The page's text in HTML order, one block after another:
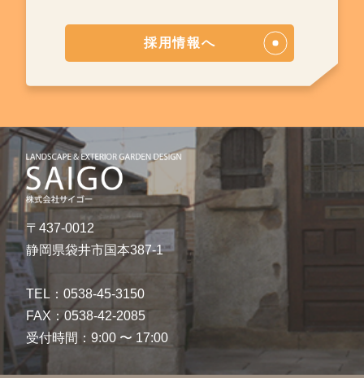
採用情報へ
〒437-0012
静岡県袋井市国本387-1
TEL：0538-45-3150
FAX：0538-42-2085
受付時間：9:00 〜 17:00